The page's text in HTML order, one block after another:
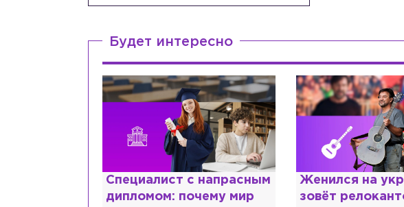
Будет интересно
Специалист с напрасным
дипломом: почему мир
Женился на
зовёт